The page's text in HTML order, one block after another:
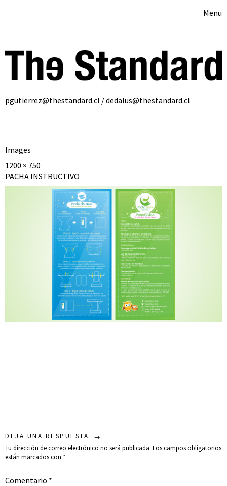
Menu
pgutierrez@thestandard.cl / dedalus@thestandard.cl
Images
1200 × 750
PACHA INSTRUCTIVO
DEJA UNA RESPUESTA
Tu dirección de correo electrónico no será publicada. Los campos obligatorios
están marcados con *
Comentario *